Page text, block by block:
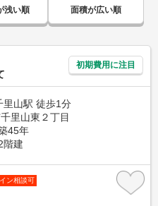
浅い順 面積が広い順
初期費用に注目
里山駅 徒歩1分
里山東２丁目
45年
階建
ン相談可